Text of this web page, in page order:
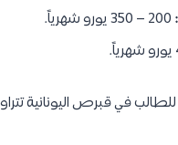
في قبرص اليونانية